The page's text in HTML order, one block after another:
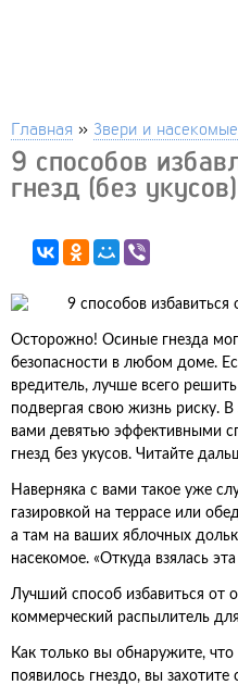
Главная » Звери и насекомые
9 способов
гнезд (без укусов)
Осторожно! Осиные гнезда
безопасности в любом доме.
вредитель, лучше всего
подвергая свою жизнь риску.
вами девятью эффективными
гнезд без укусов. Читайте
Наверняка с вами такое уже
газировкой на террасе или
а там на ваших яблочных
насекомое. «Откуда взялась эта
Лучший способ избавиться от
коммерческий распылитель
Как только вы обнаружите,
появилось гнездо, вы